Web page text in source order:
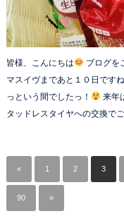
皆様、こんにちは ブログを
マスイヴまであと１０日ですね
っという間でしたっ！
来年
タッドレスタイヤへの交換で
« 1 2 3
90 »